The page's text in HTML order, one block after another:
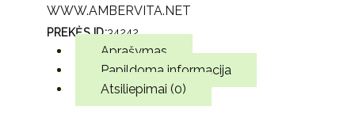
WWW.AMBERVITA.NET
PREKĖS ID:34242
Aprašymas
Papildoma informacija
Atsiliepimai (0)